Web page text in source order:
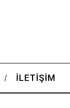
İLETIŞIM